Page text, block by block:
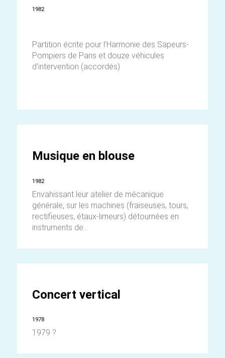
1982
Partition écrite pour l'Harmonie des Sapeurs-
Pompiers de Paris et douze véhicules
d'intervention (accordés)
Musique en blouse
1982
Envahissant leur atelier de mécanique
générale, sur les machines (fraiseuses, tours,
rectifieuses, étaux-limeurs) détournées en
instruments de...
Concert vertical
1978
1979 ?